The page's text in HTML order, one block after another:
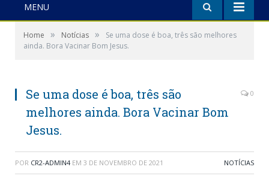
MENU
Home » Notícias »
Se uma dose é boa, três são melhores
ainda. Bora Vacinar Bom Jesus.
Se uma dose é boa, três são
melhores ainda. Bora Vacinar Bom
Jesus.
0
POR CR2-ADMIN4 EM 3 DE NOVEMBRO DE 2021 NOTÍCIAS